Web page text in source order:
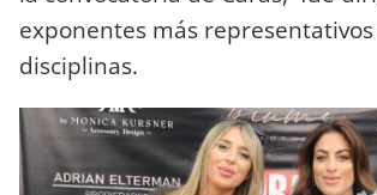
exponentes más
disciplinas.